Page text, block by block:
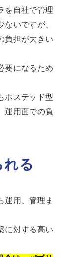
を自社で管理
いですが、
負担が大きい
要になるため
ホステッド型
運用面での負
れる
運用、管理ま
に対する高い